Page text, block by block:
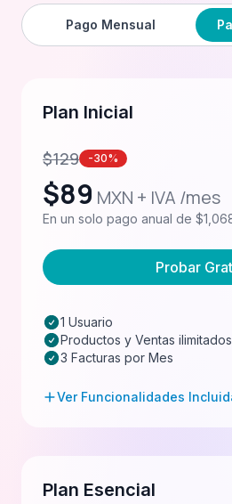
Pago Mensual
Plan Inicial
$129 -30%
$89 MXN + IVA /mes
En un solo pago anual de
Probar
1 Usuario
Productos y Ventas ilimitados
3 Facturas por Mes
Ver Funcionalidades
Plan Esencial